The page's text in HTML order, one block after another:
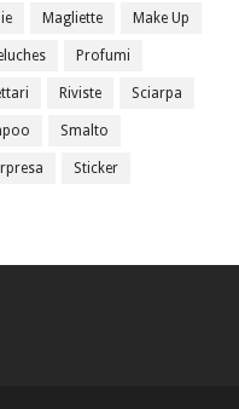
Magliette Make Up
Profumi
Riviste Sciarpa
Smalto
Sticker